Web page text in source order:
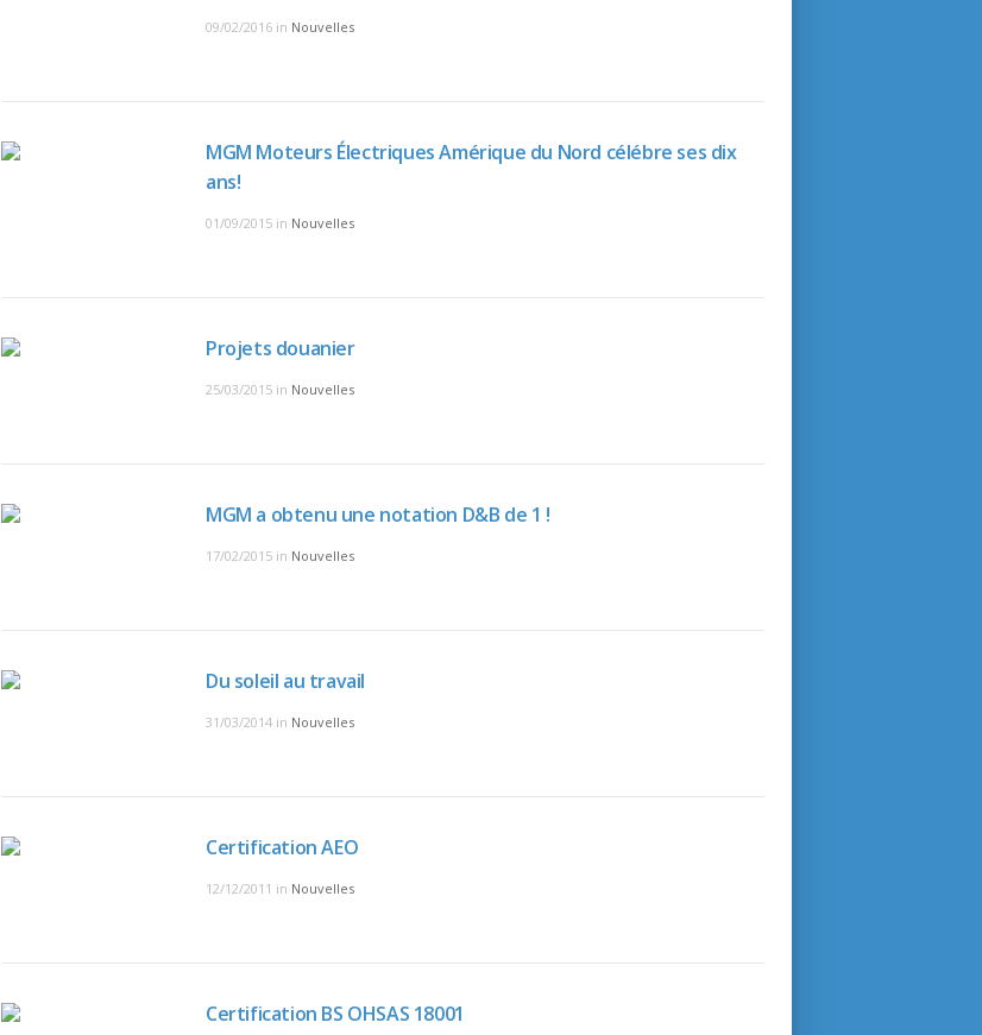
09/02/2016 in Nouvelles
MGM Moteurs Électriques Amérique du Nord célébre ses dix
ans!
01/09/2015 in Nouvelles
Projets douanier
25/03/2015 in Nouvelles
MGM a obtenu une notation D&B de 1 !
17/02/2015 in Nouvelles
Du soleil au travail
31/03/2014 in Nouvelles
Certification AEO
12/12/2011 in Nouvelles
Certification BS OHSAS 18001